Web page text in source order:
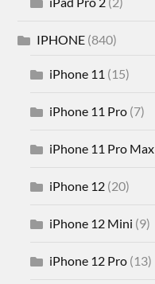
IPHONE (840)
iPhone 11 (15)
iPhone 11 Pro (7)
iPhone 11 Pro Max
iPhone 12 (20)
iPhone 12 Mini (9)
iPhone 12 Pro (13)